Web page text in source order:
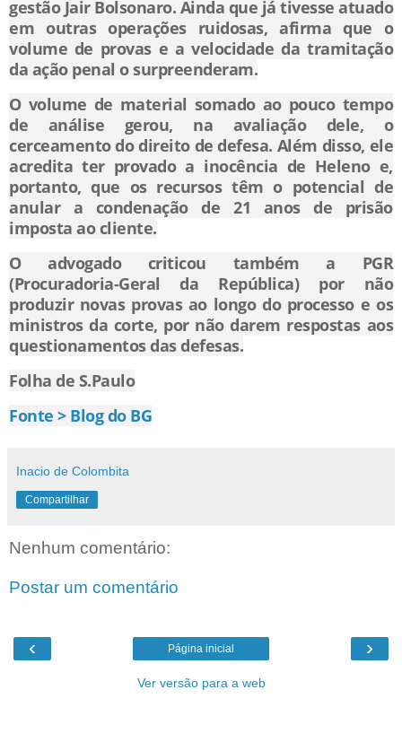
gestão Jair Bolsonaro. Ainda que já tivesse atuado
em outras operações ruidosas, afirma que o
volume de provas e a velocidade da tramitação
da ação penal o surpreenderam.
O volume de material somado ao pouco tempo
de análise gerou, na avaliação dele, o
cerceamento do direito de defesa. Além disso, ele
acredita ter provado a inocência de Heleno e,
portanto, que os recursos têm o potencial de
anular a condenação de 21 anos de prisão
imposta ao cliente.
O advogado criticou também a PGR
(Procuradoria-Geral da República) por não
produzir novas provas ao longo do processo e os
ministros da corte, por não darem respostas aos
questionamentos das defesas.
Folha de S.Paulo
Fonte > Blog do BG
Inacio de Colombita
Compartilhar
Nenhum comentário:
Postar um comentário
‹ ›
Página inicial
Ver versão para a web